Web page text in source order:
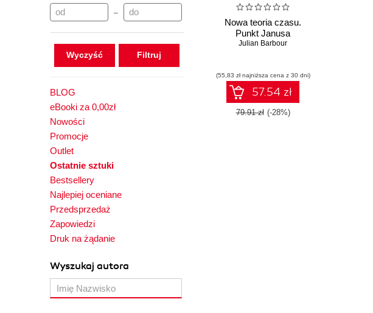
–
Wyczyść
BLOG
eBooki za 0,00zł
Nowości
Promocje
Outlet
Ostatnie sztuki
Bestsellery
Najlepiej oceniane
Przedsprzedaż
Zapowiedzi
Druk na żądanie
Wyszukaj autora
Nowa teoria czasu.
Punkt Janusa
Julian Barbour
(55,83 zł najniższa cena z 30 dni)
57.54 zł
79.91 zł (-28%)